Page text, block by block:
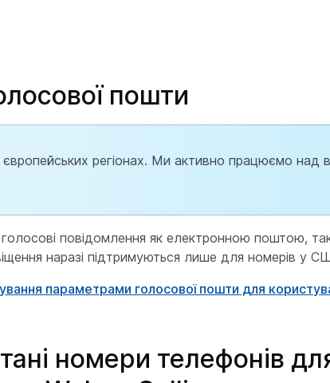
пошти
регіонах. Ми активно працюємо над
повідомлення як електронною поштою,
наразі підтримуються лише для номерів у
параметрами голосової пошти для
номери телефонів